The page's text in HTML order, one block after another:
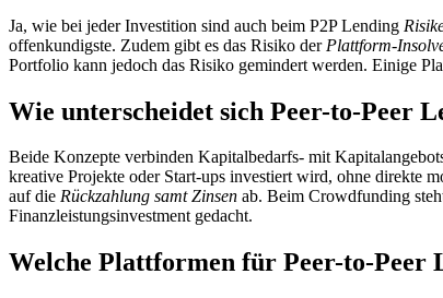
Ja, wie bei jeder Investition sind auch beim P2P Lending
offenkundigste. Zudem gibt es das Risiko der Plattform-
Portfolio kann jedoch das Risiko gemindert werden. Einige
Wie unterscheidet sich Peer-to-Peer
Beide Konzepte verbinden Kapitalbedarfs- mit
kreative Projekte oder Start-ups investiert wird, ohne direkte
auf die Rückzahlung samt Zinsen ab. Beim Crowdfunding
Finanzleistungsinvestment gedacht.
Welche Plattformen für Peer-to-Peer